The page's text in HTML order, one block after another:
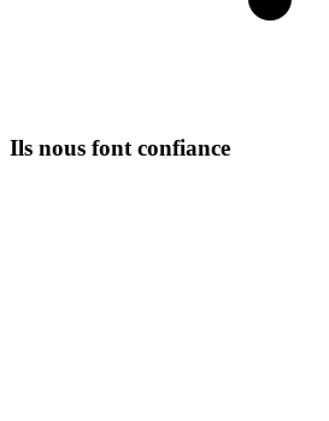
Ils nous font confiance